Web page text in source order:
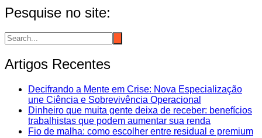
Pesquise no site:
Artigos Recentes
Decifrando a Mente em Crise: Nova Especialização
une Ciência e Sobrevivência Operacional
Dinheiro que muita gente deixa de receber: benefícios
trabalhistas que podem aumentar sua renda
Fio de malha: como escolher entre residual e premium